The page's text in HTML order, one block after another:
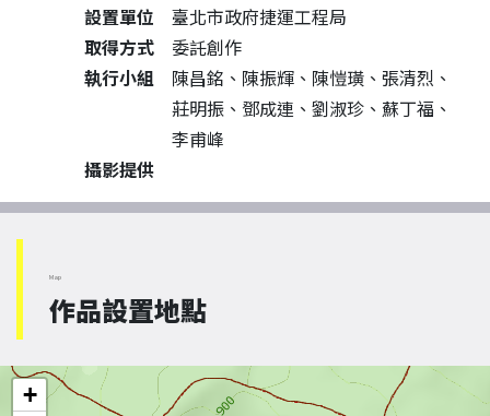
設置單位
臺北市政府捷運工程局
取得方式
委託創作
執行小組
陳昌銘、陳振輝、陳愷璜、張清烈、
莊明振、鄧成連、劉淑珍、蘇丁福、
李甫峰
攝影提供
Map
作品設置地點
+